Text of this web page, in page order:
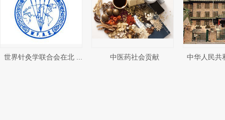
世界针灸学联合会在北 ... 中医药社会贡献 中华人民共